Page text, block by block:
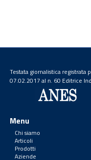
Testata giornalistica registrata
07.02.2017 al n. 60 Editrice
Menu
Chi siamo
Articoli
Prodotti
Aziende